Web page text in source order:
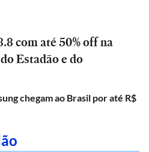
com até 50% off na
Estadão e do
chegam ao Brasil por até R$